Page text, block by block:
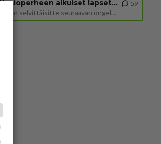
Uusioperheen aikuiset lapset tyhjentää jääkaapin käydessään
Miten selvittäisitte seuraavan ongelman, meillä on uusioperhe, minulla teini-ikäiset lapset ja puolisolla aikuiset, jotk
59